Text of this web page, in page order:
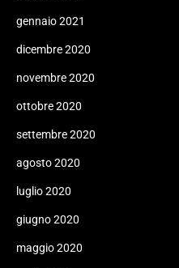
gennaio 2021
dicembre 2020
novembre 2020
ottobre 2020
settembre 2020
agosto 2020
luglio 2020
giugno 2020
maggio 2020